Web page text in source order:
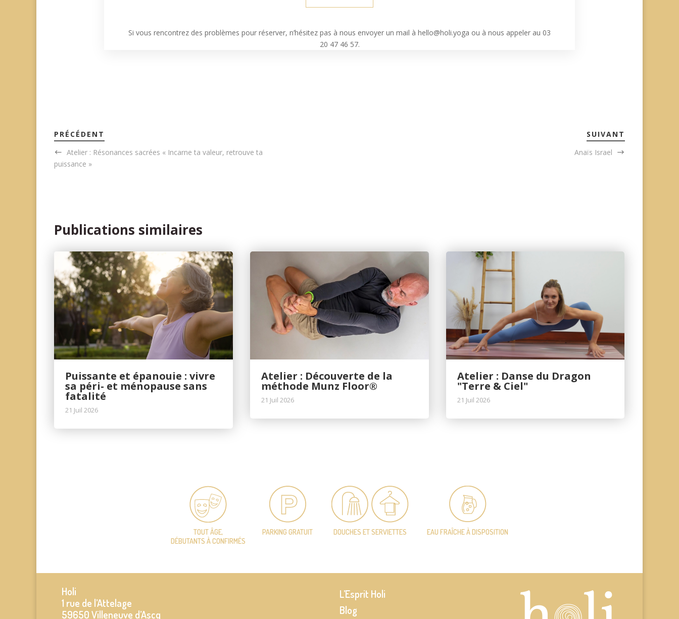
Si vous rencontrez des problèmes pour réserver, n’hésitez pas à nous envoyer un mail à hello@holi.yoga ou à nous appeler au 03
20 47 46 57.
PRÉCÉDENT
Atelier : Résonances sacrées « Incarne ta valeur, retrouve ta
puissance »
SUIVANT
Anaïs Israel
Publications similaires
Puissante et épanouie : vivre
sa péri- et ménopause sans
fatalité
21 Juil 2026
Atelier : Découverte de la
méthode Munz Floor®
21 Juil 2026
Atelier : Danse du Dragon
"Terre & Ciel"
21 Juil 2026
TOUT ÂGE,
DÉBUTANTS À CONFIRMÉS
PARKING GRATUIT DOUCHES ET SERVIETTES EAU FRAÎCHEÀ DISPOSITION
Holi
1 rue de l’Attelage
59650 Villeneuve d’Ascq
L’Esprit Holi
Blog